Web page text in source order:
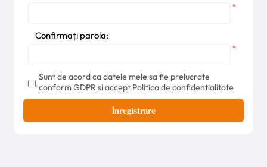
*
Confirmați parola:
*
Sunt de acord ca datele mele sa fie prelucrate
conform GDPR si accept Politica de confidentialitate
Înregistrare